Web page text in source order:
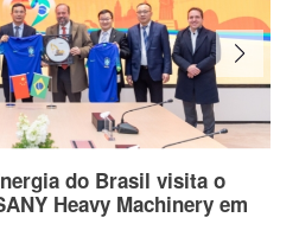
do Brasil visita o
Heavy Machinery em